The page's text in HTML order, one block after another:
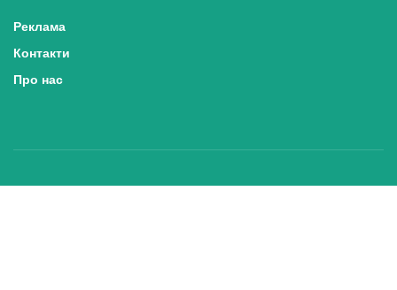
Реклама
Контакти
Про нас
Політика конфіденційності та захисту персональних даних